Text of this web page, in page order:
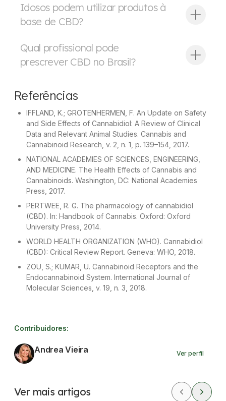
Idosos podem utilizar produtos à
base de CBD?
Qual profissional pode
prescrever CBD no Brasil?
Referências
IFFLAND, K.; GROTENHERMEN, F. An Update on Safety
and Side Effects of Cannabidiol: A Review of Clinical
Data and Relevant Animal Studies. Cannabis and
Cannabinoid Research, v. 2, n. 1, p. 139–154, 2017.
NATIONAL ACADEMIES OF SCIENCES, ENGINEERING,
AND MEDICINE. The Health Effects of Cannabis and
Cannabinoids. Washington, DC: National Academies
Press, 2017.
PERTWEE, R. G. The pharmacology of cannabidiol
(CBD). In: Handbook of Cannabis. Oxford: Oxford
University Press, 2014.
WORLD HEALTH ORGANIZATION (WHO). Cannabidiol
(CBD): Critical Review Report. Geneva: WHO, 2018.
ZOU, S.; KUMAR, U. Cannabinoid Receptors and the
Endocannabinoid System. International Journal of
Molecular Sciences, v. 19, n. 3, 2018.
Contribuidores:
Andrea Vieira Ver perfil
Ver mais artigos
CBD Dores